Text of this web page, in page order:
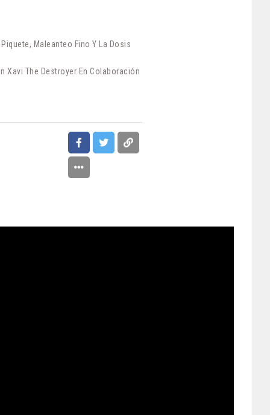
Piquete, Maleanteo Fino Y La Dosis
Xavi The Destroyer En Colaboración